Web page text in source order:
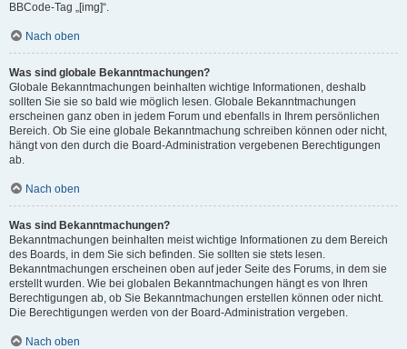
BBCode-Tag „[img]“.
Nach oben
Was sind globale Bekanntmachungen?
Globale Bekanntmachungen beinhalten wichtige Informationen, deshalb
sollten Sie sie so bald wie möglich lesen. Globale Bekanntmachungen
erscheinen ganz oben in jedem Forum und ebenfalls in Ihrem persönlichen
Bereich. Ob Sie eine globale Bekanntmachung schreiben können oder nicht,
hängt von den durch die Board-Administration vergebenen Berechtigungen
ab.
Nach oben
Was sind Bekanntmachungen?
Bekanntmachungen beinhalten meist wichtige Informationen zu dem Bereich
des Boards, in dem Sie sich befinden. Sie sollten sie stets lesen.
Bekanntmachungen erscheinen oben auf jeder Seite des Forums, in dem sie
erstellt wurden. Wie bei globalen Bekanntmachungen hängt es von Ihren
Berechtigungen ab, ob Sie Bekanntmachungen erstellen können oder nicht.
Die Berechtigungen werden von der Board-Administration vergeben.
Nach oben